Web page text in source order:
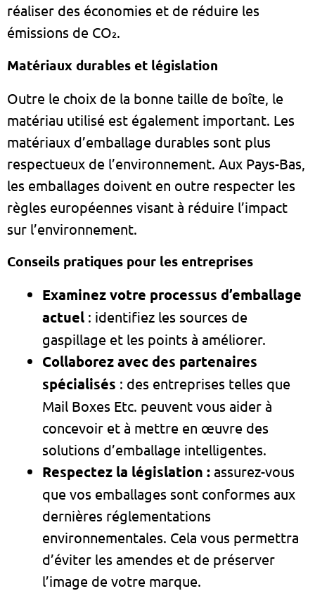
réaliser des économies et de réduire les
émissions de CO₂.
Matériaux durables et législation
Outre le choix de la bonne taille de boîte, le
matériau utilisé est également important. Les
matériaux d’emballage durables sont plus
respectueux de l’environnement. Aux Pays-Bas,
les emballages doivent en outre respecter les
règles européennes visant à réduire l’impact
sur l’environnement.
Conseils pratiques pour les entreprises
Examinez votre processus d’emballage
actuel : identifiez les sources de
gaspillage et les points à améliorer.
Collaborez avec des partenaires
spécialisés : des entreprises telles que
Mail Boxes Etc. peuvent vous aider à
concevoir et à mettre en œuvre des
solutions d’emballage intelligentes.
Respectez la législation : assurez-vous
que vos emballages sont conformes aux
dernières réglementations
environnementales. Cela vous permettra
d’éviter les amendes et de préserver
l’image de votre marque.